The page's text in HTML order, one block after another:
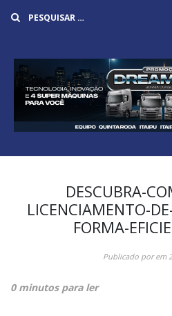
DESCUBRA-
LICENCIAMENTO-
FORMA-
Publicado porem
0 minutos para ler